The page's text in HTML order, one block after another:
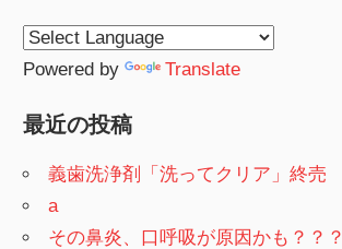
Powered by Translate
最近の投稿
義歯洗浄剤「洗ってクリア」終売
a
その鼻炎、口呼吸が原因かも？？？